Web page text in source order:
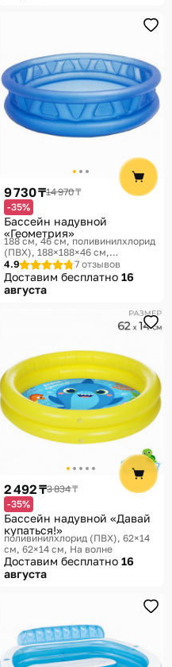
9 730 ₸14 970 ₸
-35%
Бассейн надувной
«Геометрия»
188 см, 46 см, поливинилхлорид
(ПВХ), 188×188×46 см,
188×188×46 см Intex
4.9 7 отзывов
Доставим бесплатно 16
августа
2 492 ₸3 834 ₸
-35%
Бассейн надувной «Давай
купаться!»
поливинилхлорид (ПВХ), 62×14
см, 62×14 см На волне
Доставим бесплатно 16
августа